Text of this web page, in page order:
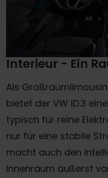
Interieur - Ein
Als
bietet der VW ID.3
typisch für reine
nur für eine stabile
macht auch den
Innenraum äußerst